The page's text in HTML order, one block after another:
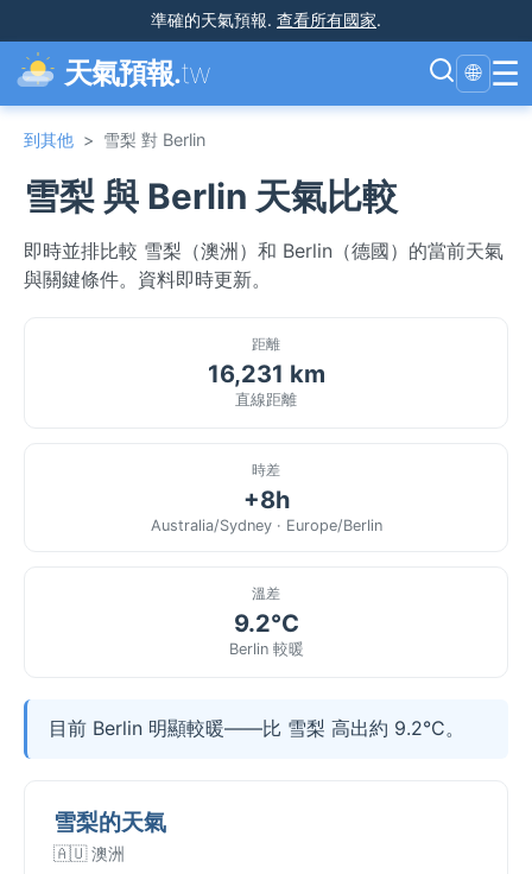
準確的天氣預報. 查看所有國家.
天氣預報.tw 🌐 ☰
到其他 > 雪梨 對 Berlin
雪梨 與 Berlin 天氣比較
即時並排比較 雪梨（澳洲）和 Berlin（德國）的當前天氣
與關鍵條件。資料即時更新。
距離
16,231 km
直線距離
時差
+8h
Australia/Sydney · Europe/Berlin
溫差
9.2°C
Berlin 較暖
目前 Berlin 明顯較暖——比 雪梨 高出約 9.2°C。
雪梨的天氣
🇦🇺 澳洲